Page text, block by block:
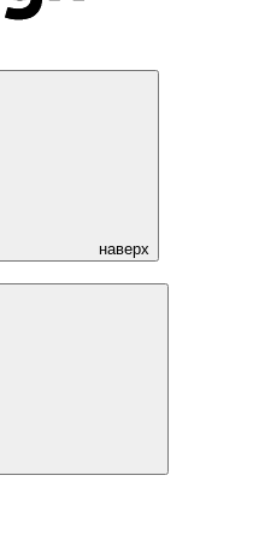
наверх